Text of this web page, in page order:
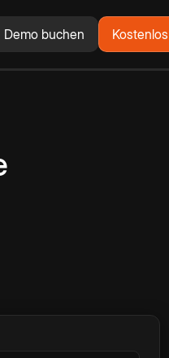
Demo buchen